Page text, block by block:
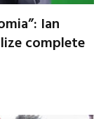
Ian
complete